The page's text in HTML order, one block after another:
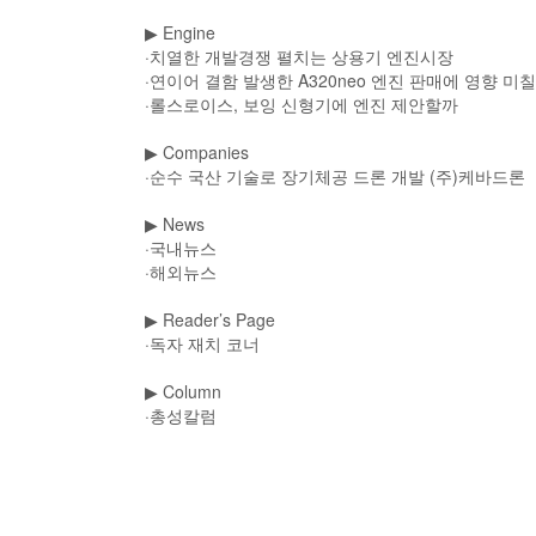
▶ Engine
·치열한 개발경쟁 펼치는 상용기 엔진시장
·연이어 결함 발생한 A320neo 엔진 판매에 영향 미
·롤스로이스, 보잉 신형기에 엔진 제안할까
▶ Companies
·순수 국산 기술로 장기체공 드론 개발 (주)케바드론
▶ News
·국내뉴스
·해외뉴스
▶ Reader’s Page
·독자 재치 코너
▶ Column
·총성칼럼